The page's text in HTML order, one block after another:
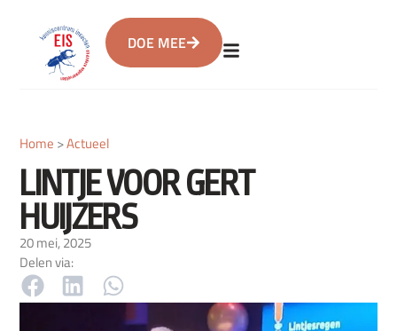
DOE MEE
Home >Actueel
LINTJE VOOR GERT
HUIJZERS
20 mei, 2025
Delen via: